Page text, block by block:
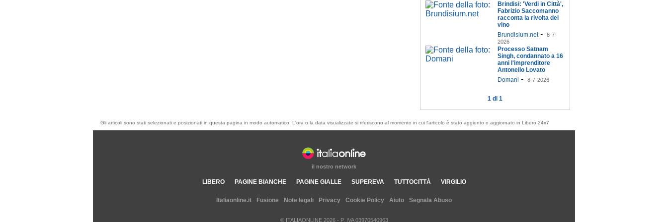
Brindisi: 'Verdi in Città',
Fabrizio Saccomanno
racconta la rivolta del
vino
Brundisium.net-
8-7-
2026
Processo Satnam
Singh, condannato a 16
anni l'imprenditore
Antonello Lovato
Domani - 8-7-2026
1 di 1
Gli articoli sono stati selezionati e posizionati in questa pagina in modo automatico. L'ora o la data visualizzate si riferiscono al momento in cui l'articolo è stato aggiunto o aggiornato in Libero 24x7
il nostro network
LIBERO PAGINE BIANCHE PAGINE GIALLE SUPEREVA TUTTOCITTÀ VIRGILIO
Italiaonline.it Fusione Note legali Privacy Cookie Policy Aiuto Segnala Abuso
© ITALIAONLINE 2026- P. IVA 03970540963